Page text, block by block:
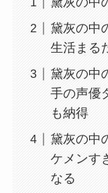
黛灰の中
生活まる
黛灰の中
手の声優
も納得
黛灰の中
ケメンす
なる